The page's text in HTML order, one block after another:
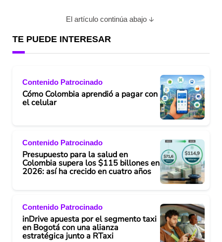
El artículo continúa abajo
TE PUEDE INTERESAR
Contenido Patrocinado
Cómo Colombia aprendió a pagar con
el celular
Contenido Patrocinado
Presupuesto para la salud en
Colombia supera los $115 billones en
2026: así ha crecido en cuatro años
Contenido Patrocinado
inDrive apuesta por el segmento taxi
en Bogotá con una alianza
estratégica junto a RTaxi